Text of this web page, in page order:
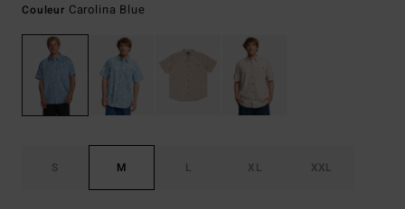
Couleur Carolina Blue
S M L XL XXL